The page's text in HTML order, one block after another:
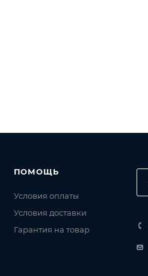
ПОМОЩЬ
Условия оплаты
Условия доставки
Гарантия на товар